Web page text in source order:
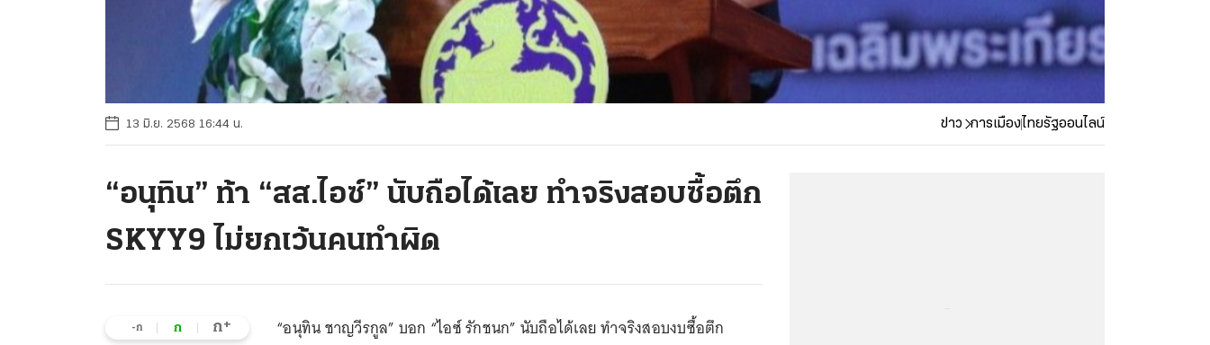
13 มิ.ย. 2568 16:44 น. ข่าว การเมืองไทยรัฐออนไลน์
“อนุทิน” ท้า “สส.ไอซ์” นับถือได้เลย ทำจริงสอบซื้อตึก
SKYY9 ไม่ยกเว้นคนทำผิด
-ก ก ก+
“อนุทิน ชาญวีรกูล” บอก “ไอซ์ รักชนก” นับถือได้เลย ทำจริงสอบงบซื้อตึก